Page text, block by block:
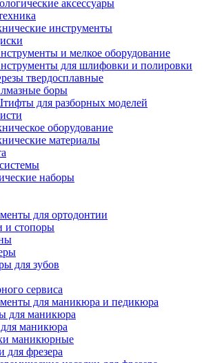
аксессуары
инструменты
и мелкое оборудование
для шлифовки и полировки
твердосплавные
боры
для разборных моделей
оборудование
материалы
наборы
для ортодонтии
и стопоры
для зубов
сервиса
для маникюра и педикюра
для маникюра
маникюра
маникюрные
для фрезера